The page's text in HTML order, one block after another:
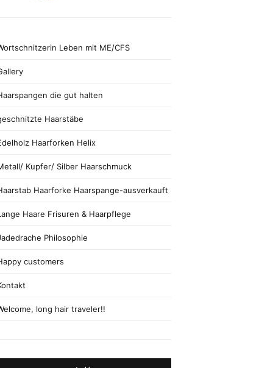
Leben mit ME/CFS
die gut halten
Haarstäbe
Haarforken Helix
Kupfer/ Silber Haarschmuck
Haarforke Haarspange-ausverkauft
Haare Frisuren & Haarpflege
Philosophie
customers
long hair traveler!!